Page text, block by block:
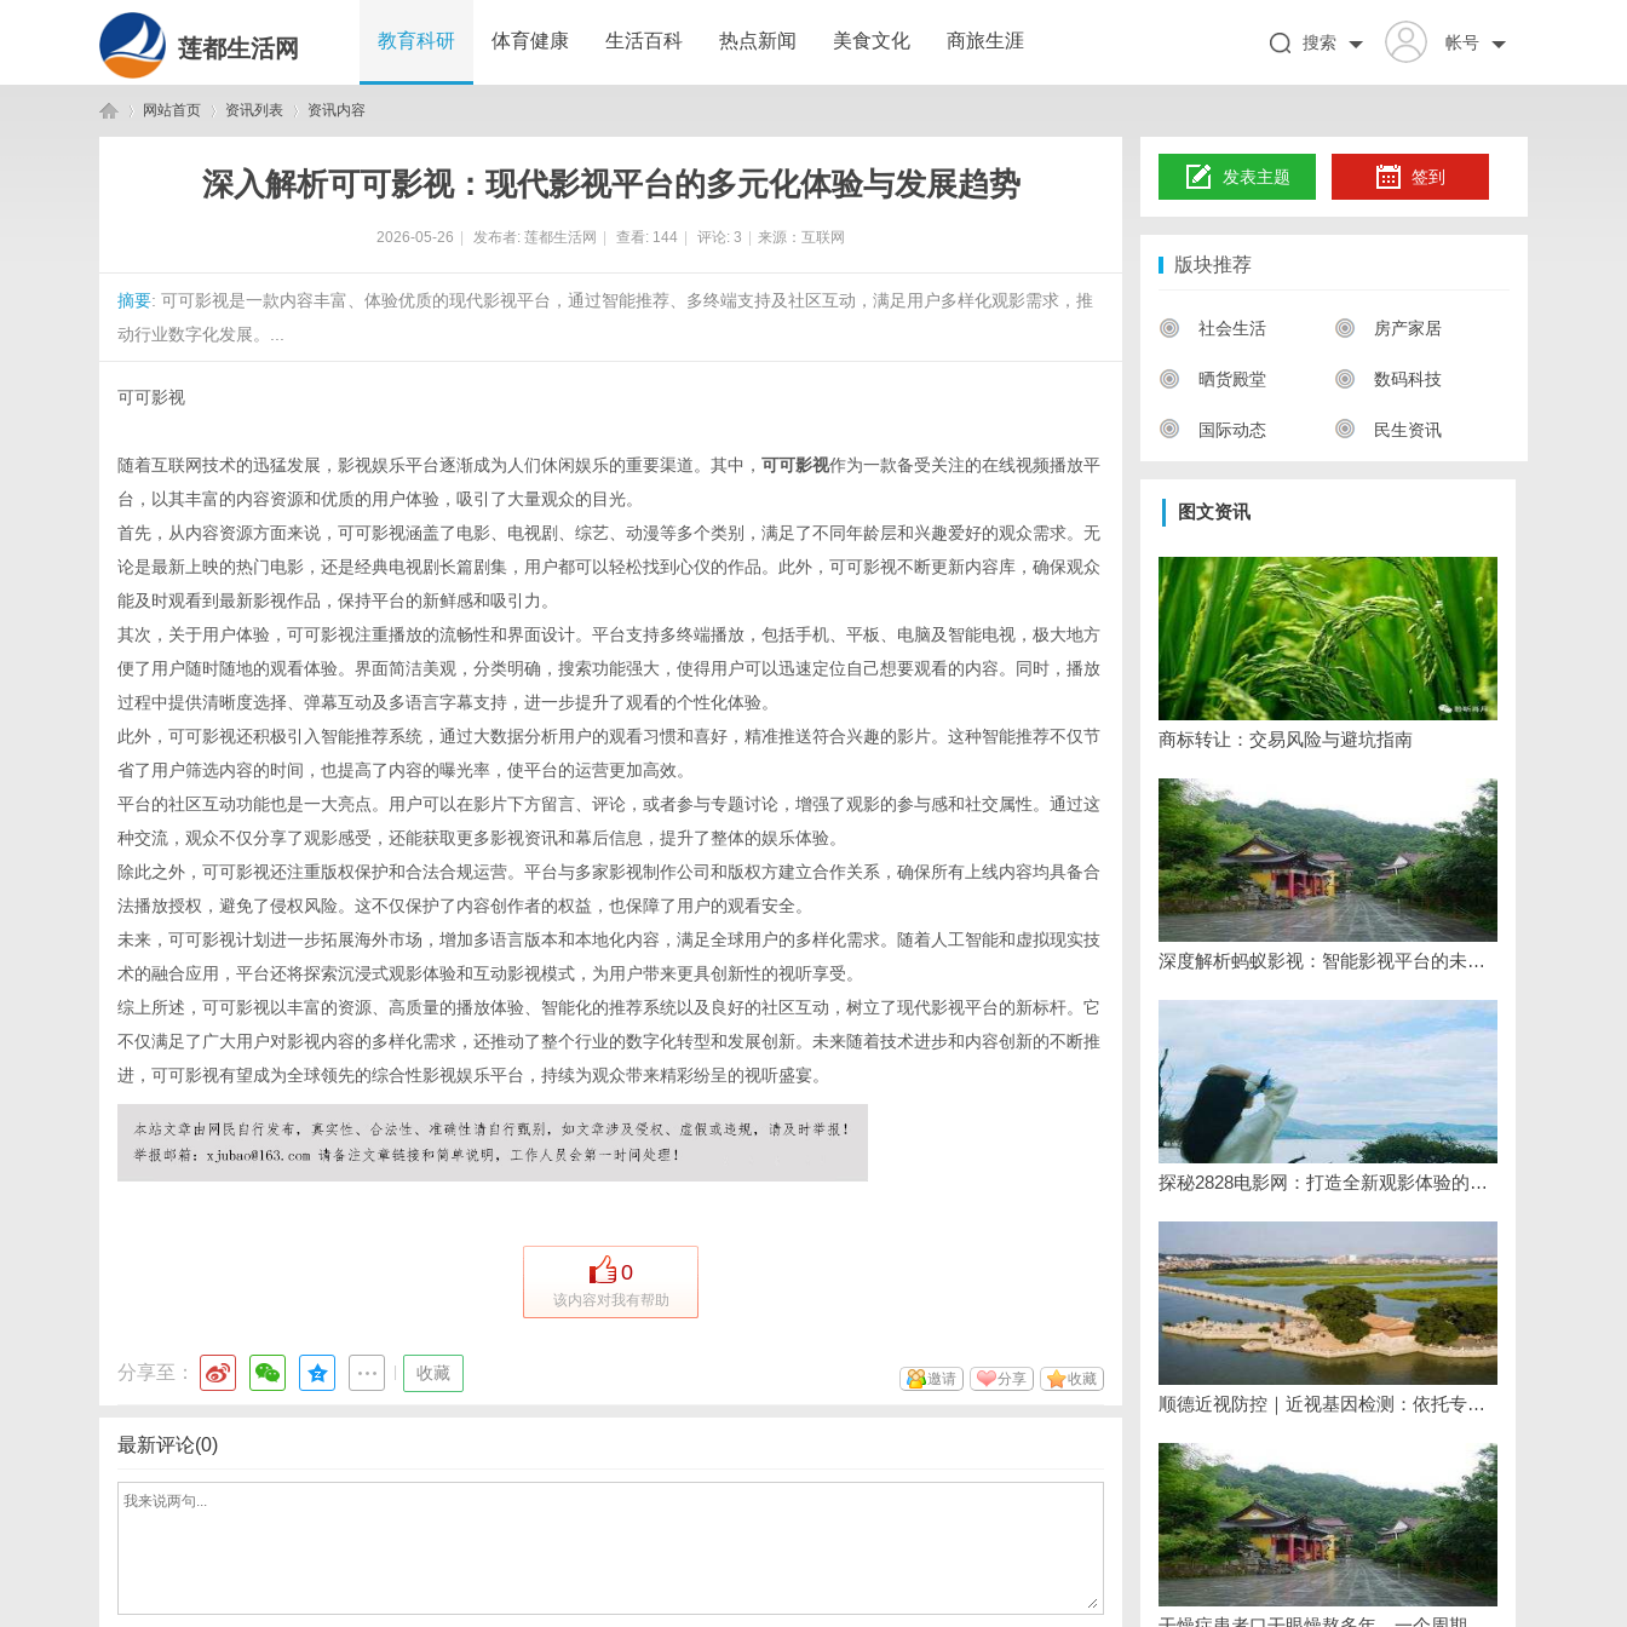
莲都生活网 教育科研 体育健康 生活百科 热点新闻 美食文化 商旅生涯 帐号
搜索
网站首页 资讯列表 资讯内容
深入解析可可影视：现代影视平台的多元化体验与发展趋势
2026-05-26 发布者: 莲都生活网 查看: 144 评论: 3 来源：互联网
摘要: 可可影视是一款内容丰富、体验优质的现代影视平台，通过智能推荐、多终端支持及社区互动，满足用户多样化观影需求，推
动行业数字化发展。...
可可影视
随着互联网技术的迅猛发展，影视娱乐平台逐渐成为人们休闲娱乐的重要渠道。其中， 可可影视作为一款备受关注的在线视频播放平
台，以其丰富的内容资源和优质的用户体验，吸引了大量观众的目光。
首先，从内容资源方面来说，可可影视涵盖了电影、电视剧、综艺、动漫等多个类别，满足了不同年龄层和兴趣爱好的观众需求。无
论是最新上映的热门电影，还是经典电视剧长篇剧集，用户都可以轻松找到心仪的作品。此外，可可影视不断更新内容库，确保观众
能及时观看到最新影视作品，保持平台的新鲜感和吸引力。
其次，关于用户体验，可可影视注重播放的流畅性和界面设计。平台支持多终端播放，包括手机、平板、电脑及智能电视，极大地方
便了用户随时随地的观看体验。界面简洁美观，分类明确，搜索功能强大，使得用户可以迅速定位自己想要观看的内容。同时，播放
过程中提供清晰度选择、弹幕互动及多语言字幕支持，进一步提升了观看的个性化体验。
此外，可可影视还积极引入智能推荐系统，通过大数据分析用户的观看习惯和喜好，精准推送符合兴趣的影片。这种智能推荐不仅节
省了用户筛选内容的时间，也提高了内容的曝光率，使平台的运营更加高效。
平台的社区互动功能也是一大亮点。用户可以在影片下方留言、评论，或者参与专题讨论，增强了观影的参与感和社交属性。通过这
种交流，观众不仅分享了观影感受，还能获取更多影视资讯和幕后信息，提升了整体的娱乐体验。
除此之外，可可影视还注重版权保护和合法合规运营。平台与多家影视制作公司和版权方建立合作关系，确保所有上线内容均具备合
法播放授权，避免了侵权风险。这不仅保护了内容创作者的权益，也保障了用户的观看安全。
未来，可可影视计划进一步拓展海外市场，增加多语言版本和本地化内容，满足全球用户的多样化需求。随着人工智能和虚拟现实技
术的融合应用，平台还将探索沉浸式观影体验和互动影视模式，为用户带来更具创新性的视听享受。
综上所述，可可影视以丰富的资源、高质量的播放体验、智能化的推荐系统以及良好的社区互动，树立了现代影视平台的新标杆。它
不仅满足了广大用户对影视内容的多样化需求，还推动了整个行业的数字化转型和发展创新。未来随着技术进步和内容创新的不断推
进，可可影视有望成为全球领先的综合性影视娱乐平台，持续为观众带来精彩纷呈的视听盛宴。
0
该内容对我有帮助
分享至： 收藏 收藏
分享
邀请
最新评论(0)
发表主题 签到
版块推荐
社会生活 房产家居
晒货殿堂 数码科技
国际动态 民生资讯
图文资讯
商标转让：交易风险与避坑指南
深度解析蚂蚁影视：智能影视平台的未来趋势与优势
探秘2828电影网：打造全新观影体验的影视娱乐平台
顺德近视防控｜近视基因检测：依托专业视光体系，打造青少年精准个体化控轴方案